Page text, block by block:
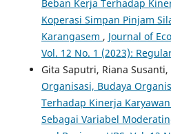
Beban Kerja Terhadap
Koperasi Simpan Pinjam
Karangasem , Journal of
Vol. 12 No. 1 (2023):
Gita Saputri, Riana Susanti,
Organisasi, Budaya
Terhadap Kinerja
Sebagai Variabel